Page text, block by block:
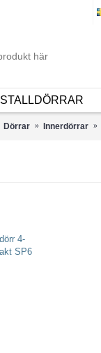
STALLDÖRRAR
Dörrar Innerdörrar